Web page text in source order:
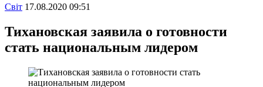
Свiт 17.08.2020 09:51
Тихановская заявила о готовности
стать национальным лидером